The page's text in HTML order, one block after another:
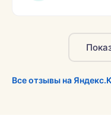
Все отзывы на